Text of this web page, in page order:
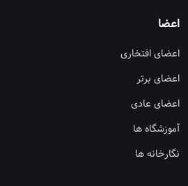
اعضا
اعضای افتخاری
اعضای برتر
اعضای عادی
آموزشگاه ها
نگارخانه ها